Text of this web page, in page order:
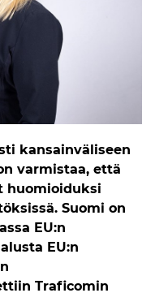
kansainväliseen
varmistaa, että
huomioiduksi
Suomi on
EU:n
EU:n
Traficomin